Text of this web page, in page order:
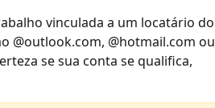
vinculada a um locatário do
@outlook.com, @hotmail.com ou
se sua conta se qualifica,